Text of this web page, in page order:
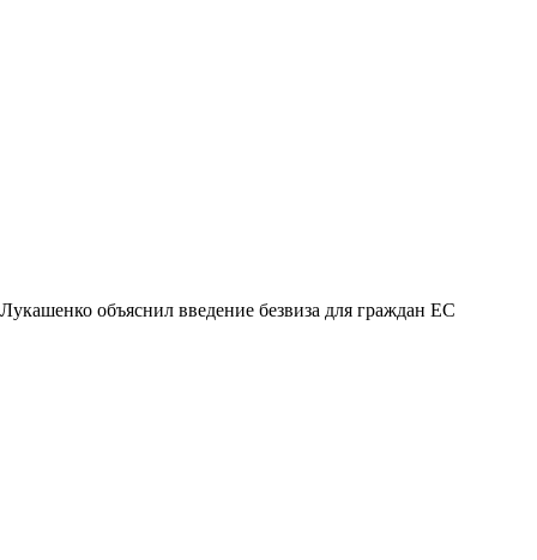
Лукашенко объяснил введение безвиза для граждан ЕС